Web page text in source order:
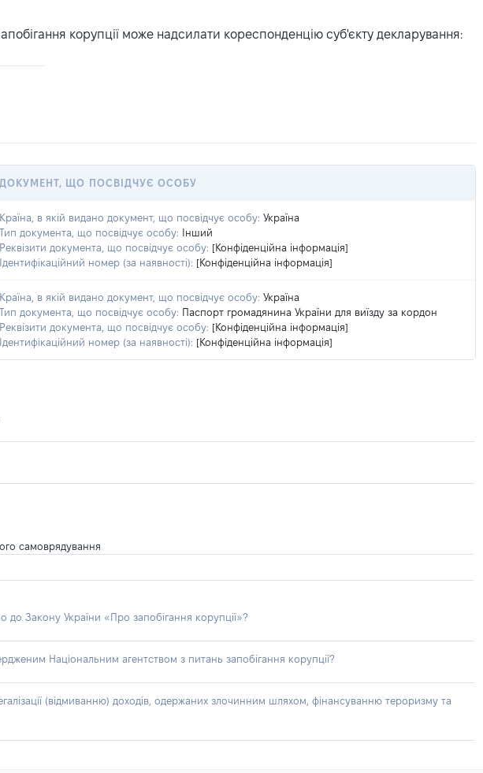
корупції може надсилати кореспонденцію суб'єкту декларування:
ДОКУМЕНТ, ЩО ПОСВІДЧУЄ ОСОБУ
Країна, в якій видано документ, що посвідчує особу: Україна
Тип документа, що посвідчує особу:
Інший
Реквізити документа, що посвідчує особу: [Конфіденційна інформація]
Ідентифікаційний номер (за наявності): [Конфіденційна інформація]
Країна, в якій видано документ, що посвідчує особу: Україна
Тип документа, що посвідчує особу: Паспорт громадянина України для виїзду за кордон
Реквізити документа, що посвідчує особу: [Конфіденційна інформація]
Ідентифікаційний номер (за наявності): [Конфіденційна інформація]
самоврядування
до Закону України «Про запобігання корупції»?
Національним агентством з питань запобігання корупції?
(відмиванню) доходів, одержаних злочинним шляхом, фінансуванню тероризму та